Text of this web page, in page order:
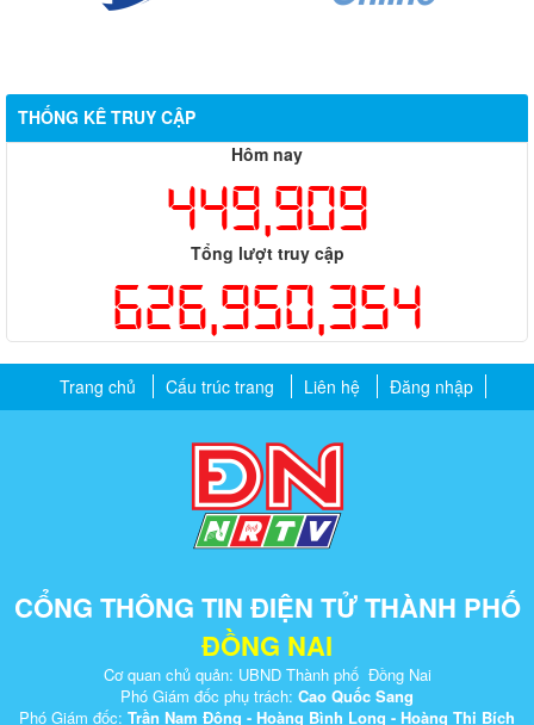
THỐNG KÊ TRUY CẬP
Hôm nay
449,909
Tổng lượt truy cập
626,950,354
Trang chủ Cấu trúc trang Liên hệ Đăng nhập
CỔNG THÔNG TIN ĐIỆN TỬ THÀNH PHỐ
ĐỒNG NAI
Cơ quan chủ quản: UBND Thành phố Đồng Nai
Phó Giám đốc phụ trách: Cao Quốc Sang
Phó Giám đốc: Trần Nam Đông - Hoàng Bình Long - Hoàng Thị Bích